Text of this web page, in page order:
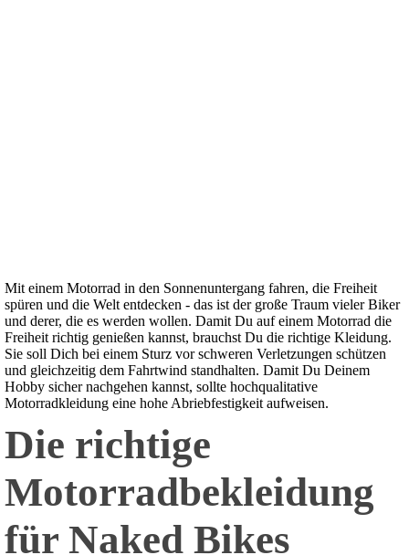
Mit einem Motorrad in den Sonnenuntergang fahren, die Freiheit
spüren und die Welt entdecken - das ist der große Traum vieler Biker
und derer, die es werden wollen. Damit Du auf einem Motorrad die
Freiheit richtig genießen kannst, brauchst Du die richtige Kleidung.
Sie soll Dich bei einem Sturz vor schweren Verletzungen schützen
und gleichzeitig dem Fahrtwind standhalten. Damit Du Deinem
Hobby sicher nachgehen kannst, sollte hochqualitative
Motorradkleidung eine hohe Abriebfestigkeit aufweisen.
Die richtige
Motorradbekleidung
für Naked Bikes